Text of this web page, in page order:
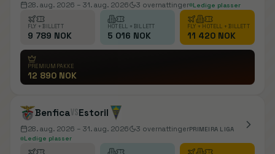
28. aug. 2026 – 31. aug. 2026 3 overnattinger Ledige plasser
FLY + BILLETT
9 789 NOK
HOTELL + BILLETT
5 016 NOK
FLY + HOTELL + BILLETT
11 420 NOK
PREMIUMPAKKE
12 890 NOK
BenficavsEstoril
28. aug. 2026 – 31. aug. 2026 3 overnattingerPRIMEIRA LIGA
Ledige plasser